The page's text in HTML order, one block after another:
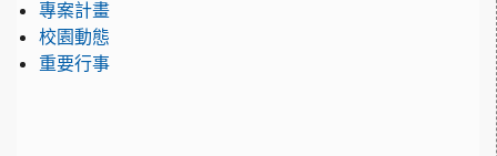
專案計畫
校園動態
重要行事